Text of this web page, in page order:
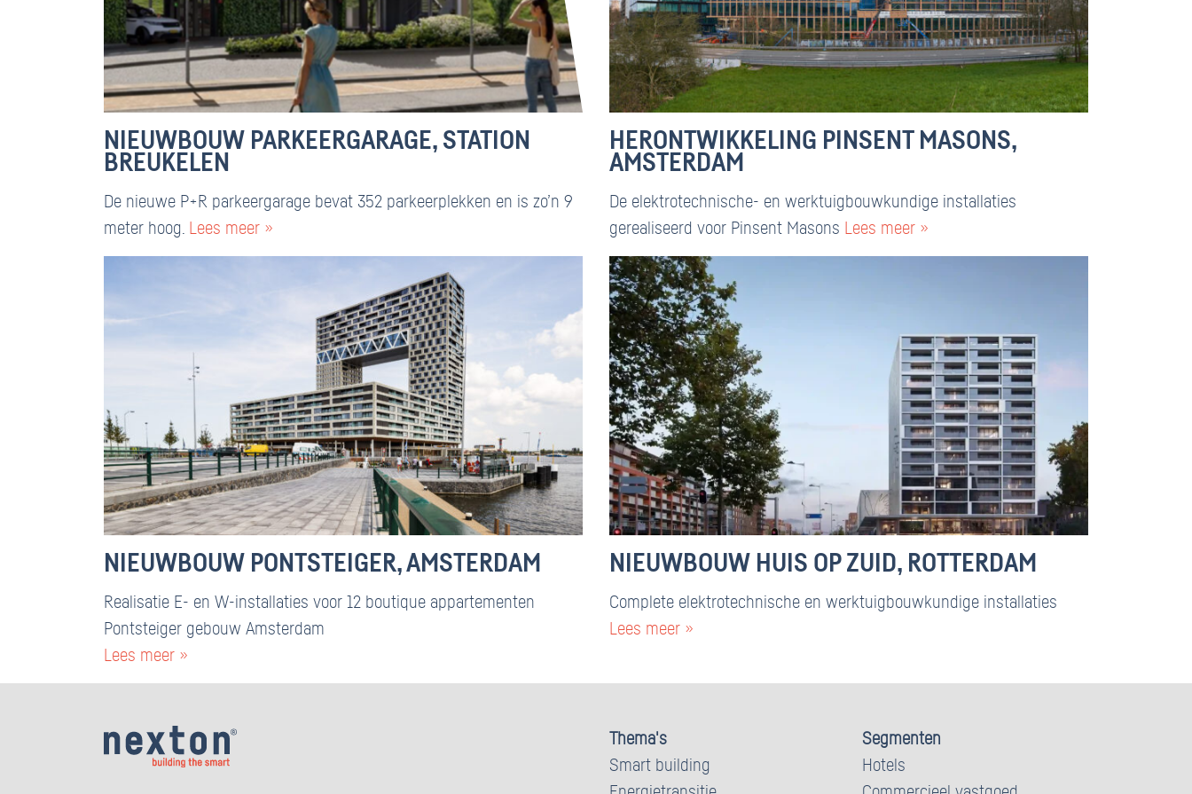
NIEUWBOUW PARKEERGARAGE, STATION
BREUKELEN
De nieuwe P+R parkeergarage bevat 352 parkeerplekken en is zo’n 9
meter hoog.
Lees meer »
HERONTWIKKELING PINSENT MASONS,
AMSTERDAM
De elektrotechnische- en werktuigbouwkundige installaties
gerealiseerd voor Pinsent Masons
Lees meer »
NIEUWBOUW PONTSTEIGER, AMSTERDAM
Realisatie E- en W-installaties voor 12 boutique appartementen
Pontsteiger gebouw Amsterdam
Lees meer »
NIEUWBOUW HUIS OP ZUID, ROTTERDAM
Complete elektrotechnische en werktuigbouwkundige installaties
Lees meer »
Thema's
Smart building
Segmenten
Hotels